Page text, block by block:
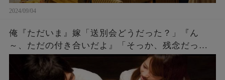
2024/09/04
俺『ただいま』嫁「送別会どうだった？」『ん
～、ただの付き合いだよ』「そっか、残念だった
ね。何度もチャンスをあげたのに^^」『え？』 →
実は・・・